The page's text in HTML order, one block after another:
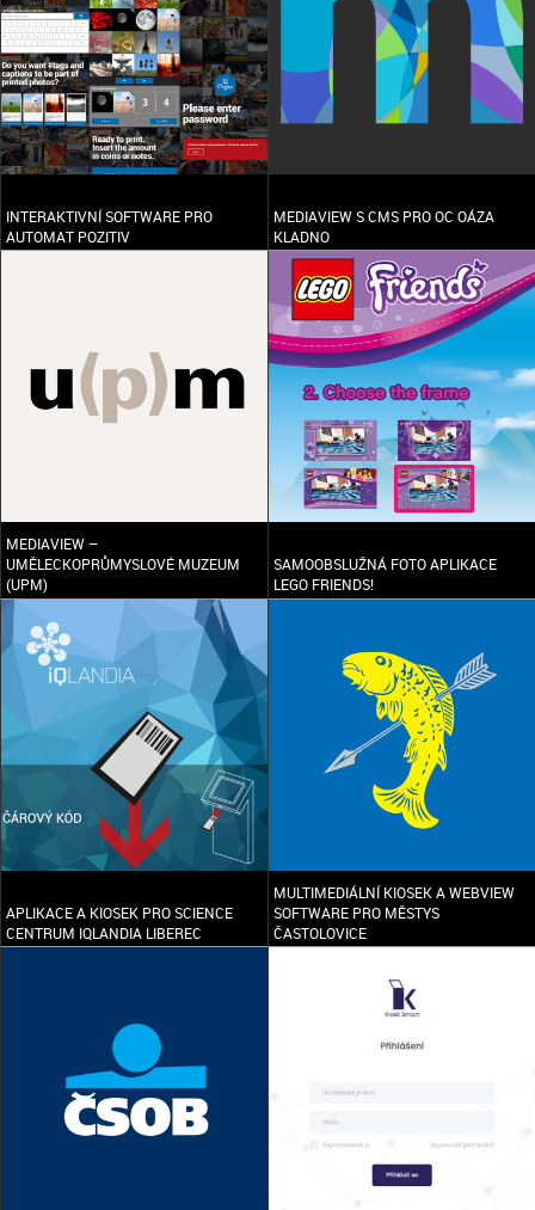
INTERAKTIVNÍ SOFTWARE PRO
AUTOMAT POZITIV
MEDIAVIEW S CMS PRO OC OÁZA
KLADNO
MEDIAVIEW –
UMĚLECKOPRŮMYSLOVÉ MUZEUM
(UPM)
SAMOOBSLUŽNÁ FOTO APLIKACE
LEGO FRIENDS!
APLIKACE A KIOSEK PRO SCIENCE
CENTRUM IQLANDIA LIBEREC
MULTIMEDIÁLNÍ KIOSEK A WEBVIEW
SOFTWARE PRO MĚSTYS
ČASTOLOVICE